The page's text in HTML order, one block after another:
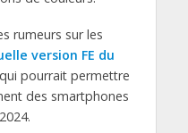
rumeurs sur les
version FE du
pourrait permettre
des smartphones